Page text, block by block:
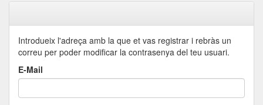
Introdueix l'adreça amb la que et vas registrar i rebràs un
correu per poder modificar la contrasenya del teu usuari.
E-Mail